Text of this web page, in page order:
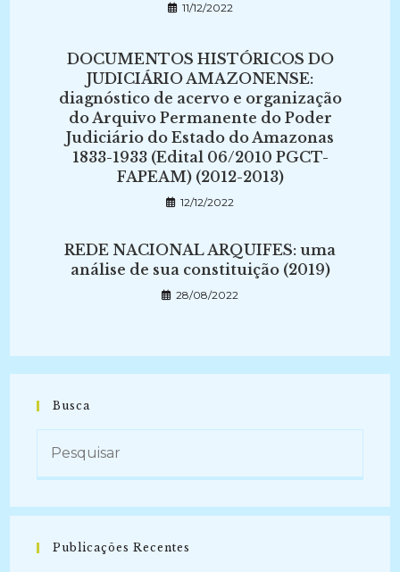
11/12/2022
DOCUMENTOS HISTÓRICOS DO
JUDICIÁRIO AMAZONENSE:
diagnóstico de acervo e organização
do Arquivo Permanente do Poder
Judiciário do Estado do Amazonas
1833-1933 (Edital 06/2010 PGCT-
FAPEAM) (2012-2013)
12/12/2022
REDE NACIONAL ARQUIFES: uma
análise de sua constituição (2019)
28/08/2022
Busca
Publicações Recentes